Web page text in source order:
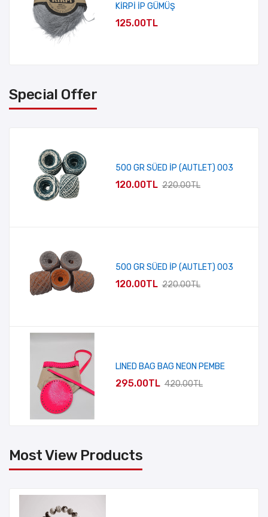
KİRPİ İP GÜMÜŞ
125.00TL
Special Offer
500 GR SÜED İP (AUTLET) 003
120.00TL 220.00TL
500 GR SÜED İP (AUTLET) 003
120.00TL 220.00TL
LINED BAG BAG NEON PEMBE
295.00TL 420.00TL
Most View Products